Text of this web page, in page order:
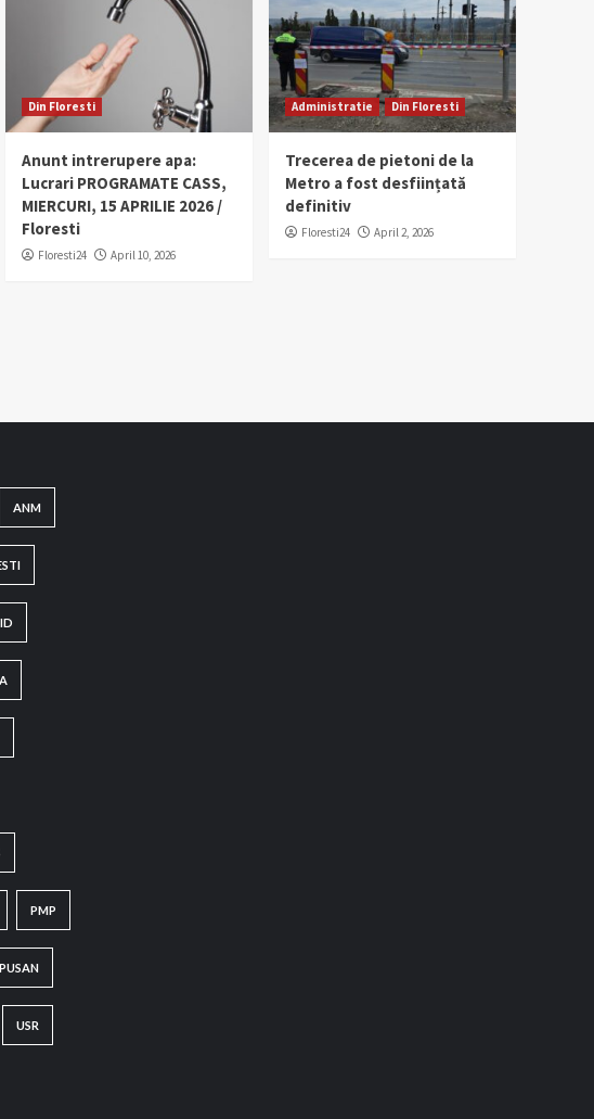
Din Floresti
Anunt intrerupere apa:
Lucrari PROGRAMATE CASS,
MIERCURI, 15 APRILIE 2026 /
Floresti
Floresti24 April 10, 2026
Administratie Din Floresti
Trecerea de pietoni de la
Metro a fost desființată
definitiv
Floresti24 April 2, 2026
ANM
PMP
USR